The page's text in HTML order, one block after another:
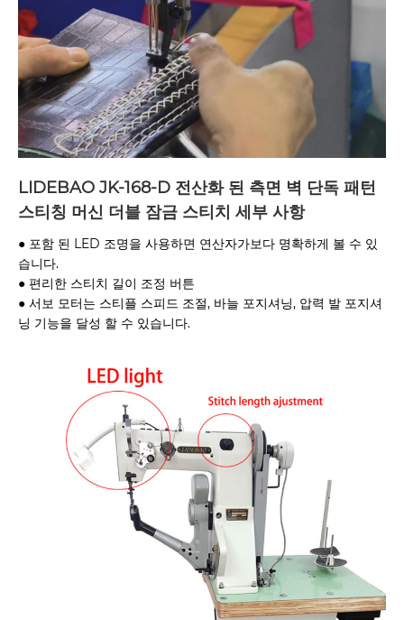
LIDEBAO JK-168-D 전산화 된 측면 벽 단독 패턴
스티칭 머신 더블 잠금 스티치 세부 사항
● 포함 된 LED 조명을 사용하면 연산자가보다 명확하게 볼 수 있
습니다.
● 편리한 스티치 길이 조정 버튼
● 서보 모터는 스티플 스피드 조절, 바늘 포지셔닝, 압력 발 포지셔
닝 기능을 달성 할 수 있습니다.